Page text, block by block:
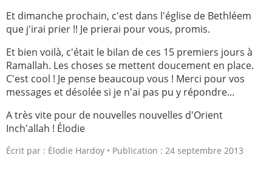
Et dimanche prochain, c'est dans l'église de Bethléem
que j'irai prier !! Je prierai pour vous, promis.
Et bien voilà, c'était le bilan de ces 15 premiers jours à
Ramallah. Les choses se mettent doucement en place.
C'est cool ! Je pense beaucoup vous ! Merci pour vos
messages et désolée si je n'ai pas pu y répondre...
A très vite pour de nouvelles nouvelles d'Orient
Inch'allah ! Élodie
Écrit par : Élodie Hardoy Publication : 24 septembre 2013